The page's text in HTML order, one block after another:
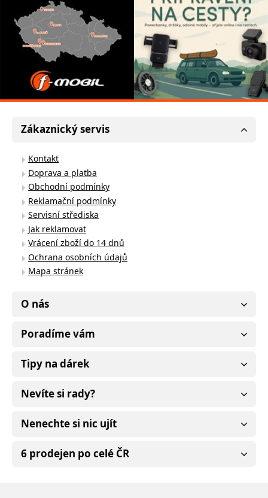
Zákaznický servis
Kontakt
Doprava a platba
Obchodní podmínky
Reklamační podmínky
Servisní střediska
Jak reklamovat
Vrácení zboží do 14 dnů
Ochrana osobních údajů
Mapa stránek
O nás
Poradíme vám
Tipy na dárek
Nevíte si rady?
Nenechte si nic ujít
6 prodejen po celé ČR